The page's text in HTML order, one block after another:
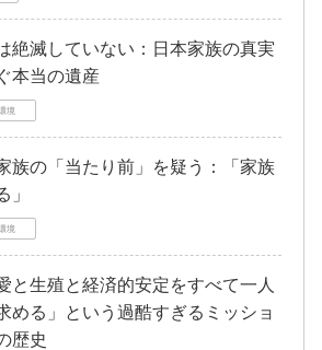
絶滅していない：日本家族の真実
本当の遺産
境
族の「当たり前」を疑う：「家族
」
境
と生殖と経済的安定をすべて一人
める」という過酷すぎるミッショ
歴史